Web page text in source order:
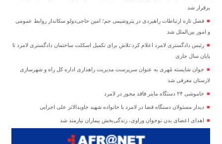
برقرار شد
فصل تازه ارتباطات راهبردی در پتروشیمی جم؛ امین حاجی‌دولو سکاندار روابط عمومی
و امور بین‌الملل شد
رئیس دادگستری لامرد اعلام کرد:تلاش برای تکمیل اسکلت ساختمان دادگستری لامرد تا
پایان سال جاری
جوان شایسته مُهری به عنوان سرپرست مدیریت راهداری اداره کل راه و شهرسازی
لارستان معرفی شد
خاموشی ۲۴ دستگاه ماینر فاقد مجوز در لامرد
دیدار مسئولان دستگاه قضا در لامرد با خانواده شهید جاویدالاثر علی اجرایی
اهدای اعضای بدن نوجوان وراوی، زندگی‌بخش بیماران نیازمند شد